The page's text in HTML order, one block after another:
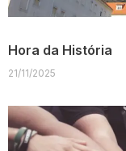
Hora da História
21/11/2025